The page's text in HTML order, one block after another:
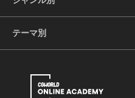
テーマ別